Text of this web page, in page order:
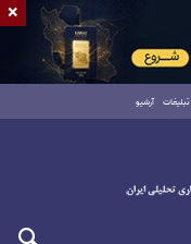
تبلیغات آرشیو
×